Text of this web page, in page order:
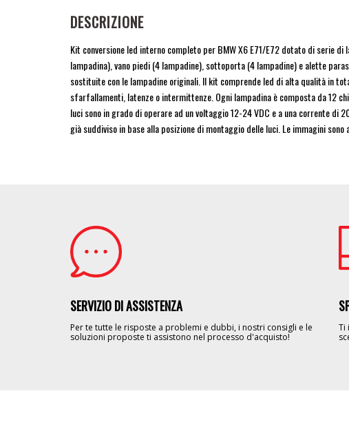
DESCRIZIONE
Kit conversione led interno completo per BMW X6 E71/E72 dotato di serie
lampadina), vano piedi (4 lampadine), sottoporta (4 lampadine) e alette
sostituite con le lampadine originali. Il kit comprende led di alta qualità in
sfarfallamenti, latenze o intermittenze. Ogni lampadina è composta da 12
luci sono in grado di operare ad un voltaggio 12-24 VDC e a una corrente
già suddiviso in base alla posizione di montaggio delle luci. Le immagini
Image
SERVIZIO DI ASSISTENZA
Per te tutte le risposte a problemi e dubbi, i nostri consigli e le
soluzioni proposte ti assistono nel processo d'acquisto!
Ti